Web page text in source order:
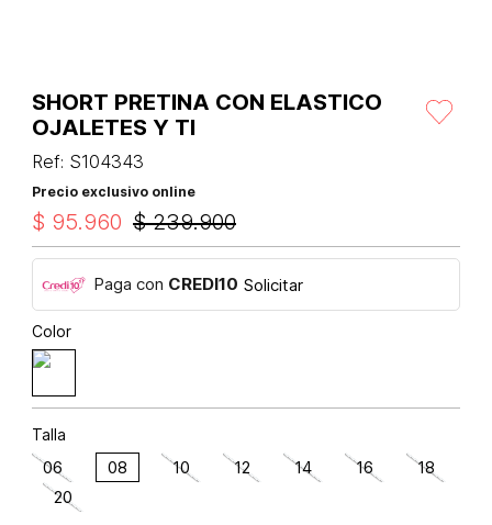
SHORT PRETINA CON ELASTICO
OJALETES Y TI
Ref: S104343
Precio exclusivo online
$ 239.900
$ 95.960
Paga con CREDI10 Solicitar
Color
Talla
06 08 10 12 14 16
18
20